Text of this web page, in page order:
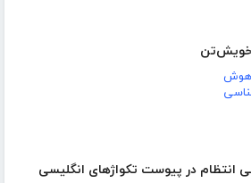
خویش‌تن
انتظام در پیوست تکواژهای انگلیسی